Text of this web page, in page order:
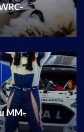
MM-